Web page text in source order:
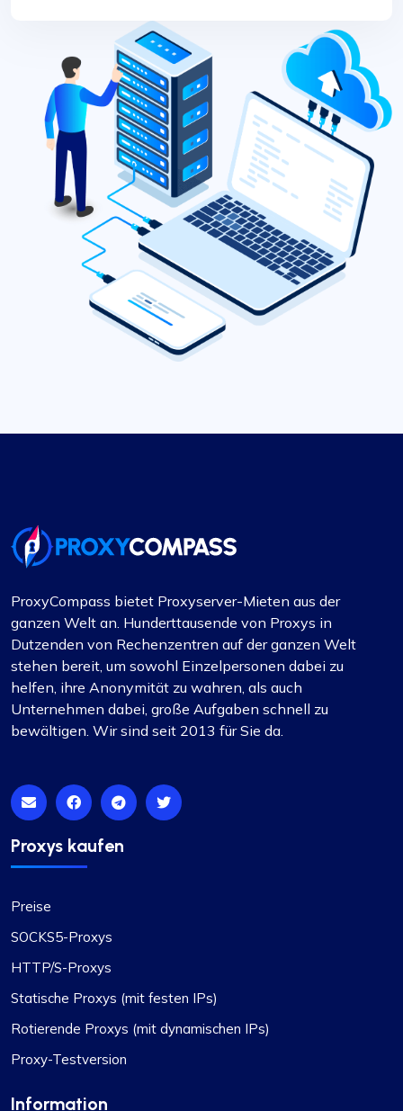
ProxyCompass bietet Proxyserver-Mieten aus der
ganzen Welt an. Hunderttausende von Proxys in
Dutzenden von Rechenzentren auf der ganzen Welt
stehen bereit, um sowohl Einzelpersonen dabei zu
helfen, ihre Anonymität zu wahren, als auch
Unternehmen dabei, große Aufgaben schnell zu
bewältigen. Wir sind seit 2013 für Sie da.
Proxys kaufen
Preise
SOCKS5-Proxys
HTTP/S-Proxys
Statische Proxys (mit festen IPs)
Rotierende Proxys (mit dynamischen IPs)
Proxy-Testversion
Information